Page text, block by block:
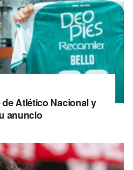
Atlético Nacional y
anuncio